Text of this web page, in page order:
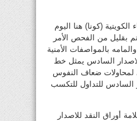
(كونا) هنا اليوم
بقليل من الفحص الأمر
بالمواصفات الأمنية
السادس يمثل خط
لمحاولات ضعاف النفوس
السادس للتداول للتكسب
أوراق النقد للاصدار